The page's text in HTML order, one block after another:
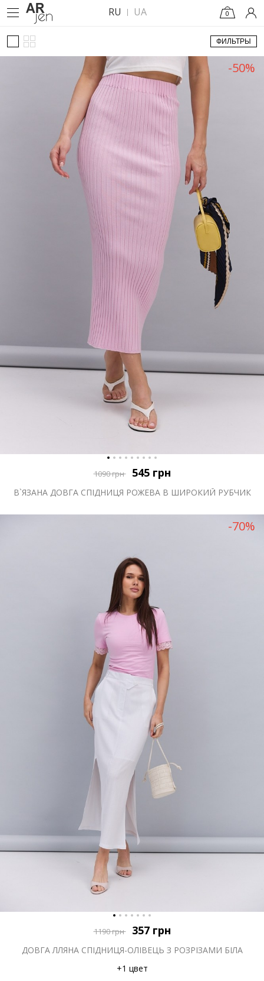
RU UA 0
ФИЛЬТРЫ
-50%
1090грн 545 грн
В`ЯЗАНА ДОВГА СПІДНИЦЯ РОЖЕВА В ШИРОКИЙ РУБЧИК
-70%
1190грн 357 грн
ДОВГА ЛЛЯНА СПІДНИЦЯ-ОЛІВЕЦЬ З РОЗРІЗАМИ БІЛА
+1 цвет